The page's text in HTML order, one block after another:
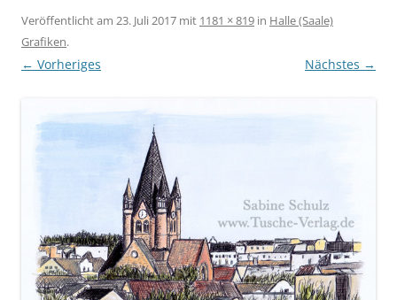
Veröffentlicht am 23. Juli 2017 mit 1181 × 819 in Halle (Saale)
Grafiken.
← Vorheriges Nächstes →